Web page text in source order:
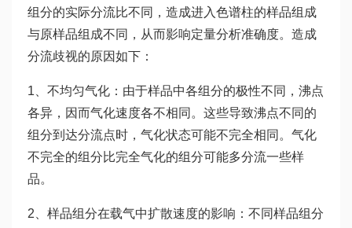
组分的实际分流比不同，造成进入色谱柱的样品组成
与原样品组成不同，从而影响定量分析准确度。造成
分流歧视的原因如下：
1、不均匀气化：由于样品中各组分的极性不同，沸点
各异，因而气化速度各不相同。这些导致沸点不同的
组分到达分流点时，气化状态可能不完全相同。气化
不完全的组分比完全气化的组分可能多分流一些样
品。
2、样品组分在载气中扩散速度的影响：不同样品组分